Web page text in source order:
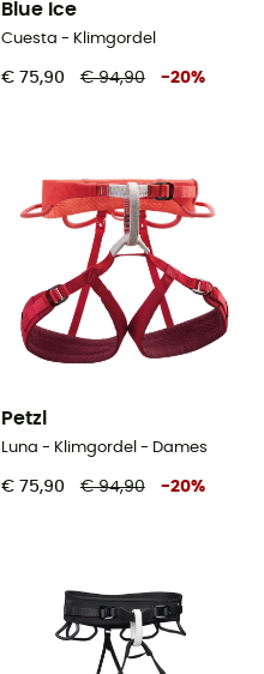
Blue Ice
Cuesta - Klimgordel
€ 75,90 € 94,90 -20%
Petzl
Luna - Klimgordel - Dames
€ 75,90 € 94,90 -20%